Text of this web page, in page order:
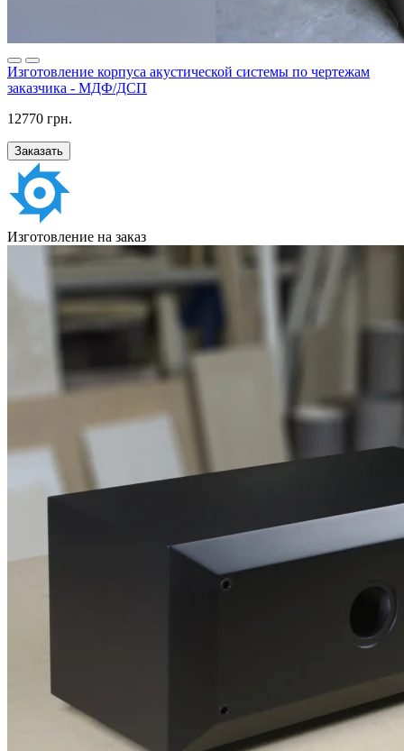
Изготовление корпуса акустической системы по чертежам
заказчика - МДФ/ДСП
12770 грн.
Заказать
Изготовление на заказ